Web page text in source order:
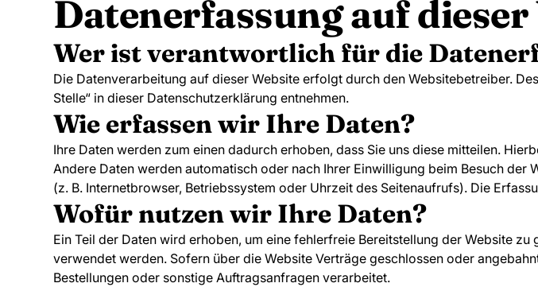
Datenerfassung auf dieser
Wer ist verantwortlich für die
Die Datenverarbeitung auf dieser Website erfolgt durch den Websitebetreiber.
Stelle“ in dieser Datenschutzerklärung entnehmen.
Wie erfassen wir Ihre Daten?
Ihre Daten werden zum einen dadurch erhoben, dass Sie uns diese mitteilen.
Andere Daten werden automatisch oder nach Ihrer Einwilligung beim Besuch
(z. B. Internetbrowser, Betriebssystem oder Uhrzeit des Seitenaufrufs). Die
Wofür nutzen wir Ihre Daten?
Ein Teil der Daten wird erhoben, um eine fehlerfreie Bereitstellung der Website
verwendet werden. Sofern über die Website Verträge geschlossen oder
Bestellungen oder sonstige Auftragsanfragen verarbeitet.